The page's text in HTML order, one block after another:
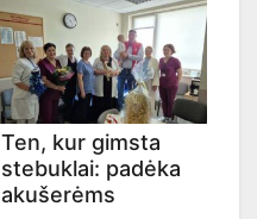
Ten, kur gimsta
stebuklai: padėka
akušerėms